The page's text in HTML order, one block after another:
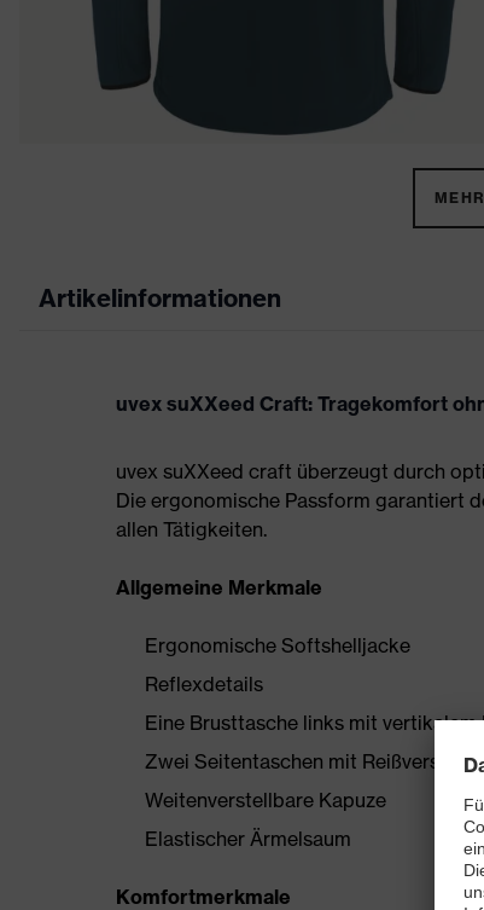
Artikelinformationen
uvex suXXeed Craft: Tragekomfort
uvex suXXeed craft überzeugt durch
Die ergonomische Passform garantiert
allen Tätigkeiten.
Allgemeine Merkmale
Ergonomische Softshelljacke
Reflexdetails
Eine Brusttasche links mit
Zwei Seitentaschen mit
Weitenverstellbare Kapuze
Elastischer Ärmelsaum
Komfortmerkmale